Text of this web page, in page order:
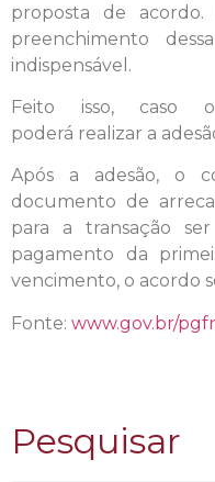
proposta de
preenchimento
indispensável.
Feito isso, caso
poderá realizar a
Após a adesão, o
documento de
para a transação
pagamento da
vencimento, o acordo
Fonte: www.gov.br/
Pesquisar